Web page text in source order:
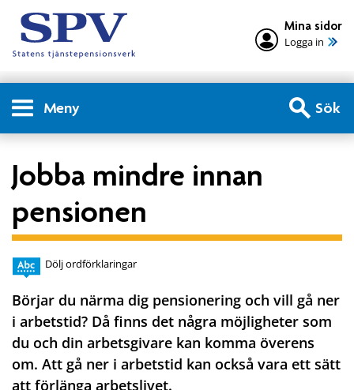
Mina sidor
Logga in
Meny Sök
Jobba mindre innan
pensionen
Dölj ordförklaringar
Börjar du närma dig pensionering och vill gå ner
i arbetstid? Då finns det några möjligheter som
du och din arbetsgivare kan komma överens
om. Att gå ner i arbetstid kan också vara ett sätt
att förlänga arbetslivet.